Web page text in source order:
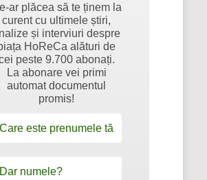
ar plăcea să te ținem la
curent cu ultimele știri,
și interviuri despre
HoReCa alături de
peste 9.700 abonați.
La abonare vei primi
automat documentul
promis!